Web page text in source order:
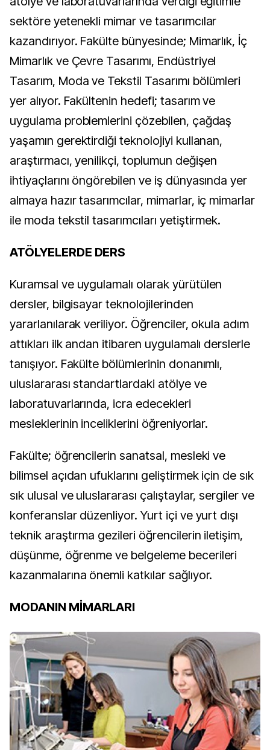
sektöre yetenekli mimar ve tasarımcılar
kazandırıyor. Fakülte bünyesinde; Mimarlık, İç
Mimarlık ve Çevre Tasarımı, Endüstriyel
Tasarım, Moda ve Tekstil Tasarımı bölümleri
yer alıyor. Fakültenin hedefi; tasarım ve
uygulama problemlerini çözebilen, çağdaş
yaşamın gerektirdiği teknolojiyi kullanan,
araştırmacı, yenilikçi, toplumun değişen
ihtiyaçlarını öngörebilen ve iş dünyasında yer
almaya hazır tasarımcılar, mimarlar, iç mimarlar
ile moda tekstil tasarımcıları yetiştirmek.
ATÖLYELERDE DERS
Kuramsal ve uygulamalı olarak yürütülen
dersler, bilgisayar teknolojilerinden
yararlanılarak veriliyor. Öğrenciler, okula adım
attıkları ilk andan itibaren uygulamalı derslerle
tanışıyor. Fakülte bölümlerinin donanımlı,
uluslararası standartlardaki atölye ve
laboratuvarlarında, icra edecekleri
mesleklerinin inceliklerini öğreniyorlar.
Fakülte; öğrencilerin sanatsal, mesleki ve
bilimsel açıdan ufuklarını geliştirmek için de sık
sık ulusal ve uluslararası çalıştaylar, sergiler ve
konferanslar düzenliyor. Yurt içi ve yurt dışı
teknik araştırma gezileri öğrencilerin iletişim,
düşünme, öğrenme ve belgeleme becerileri
kazanmalarına önemli katkılar sağlıyor.
MODANIN MİMARLARI